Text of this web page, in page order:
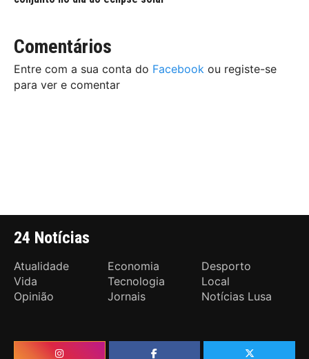
Comentários
Entre com a sua conta do Facebook ou registe-se
para ver e comentar
24 Notícias
Atualidade Economia
Desporto
Vida
Tecnologia
Local
Opinião
Jornais Notícias Lusa